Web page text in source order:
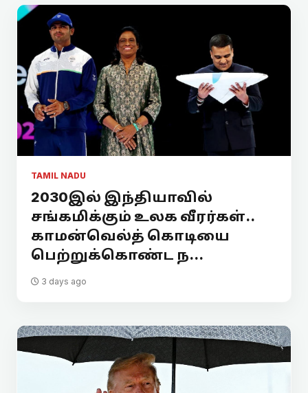
TAMIL NADU
2030இல் இந்தியாவில்
சங்கமிக்கும் உலக வீரர்கள்..
காமன்வெல்த் கொடியை
பெற்றுக்கொண்ட ந...
3 days ago